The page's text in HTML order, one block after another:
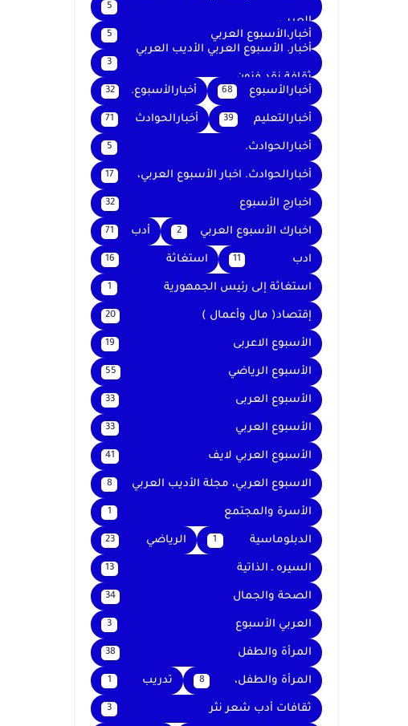
العربي
5
أخبار،الأسبوع العربي 5
أخبار. الأسبوع العربي الأديب العربي
ثقافة نقد فنون
3
أخبارالأسبوع 68 أخبارالأسبوع. 32
أخبارالتعليم 39 أخبارالحوادث 71
أخبارالحوادث. 5
أخبارالحوادث. اخبار الأسبوع العربي، 17
اخبارج الأسبوع 32
اخبارك الأسبوع العربي 2 أدب 71
ادب 11 استغاثة 16
استغاثة إلى رئيس الجمهورية 1
إقتصاد( مال وأعمال ) 20
الأسبوع الاعربى 19
الأسبوع الرياضي 55
الأسبوع العربى 33
الأسبوع العربي 33
الأسبوع العربي لايف 41
الاسبوع العربي، مجلة الأديب العربي 8
الأسرة والمجتمع 1
الدبلوماسية 1 الرياضي 23
السيره ـ الذاتية 13
الصحة والجمال 34
العربي الأسبوع 3
المرأة والطفل 38
المرأة والطفل، 8 تدريب 1
ثقافات أدب شعر نثر 3